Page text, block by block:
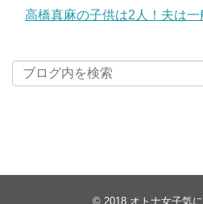
高橋真麻の子供は2人！夫は
© 2018 オトナ女子気